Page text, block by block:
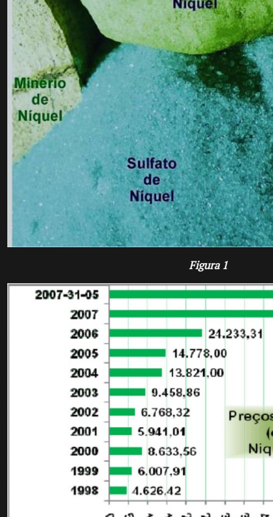
Figura 1